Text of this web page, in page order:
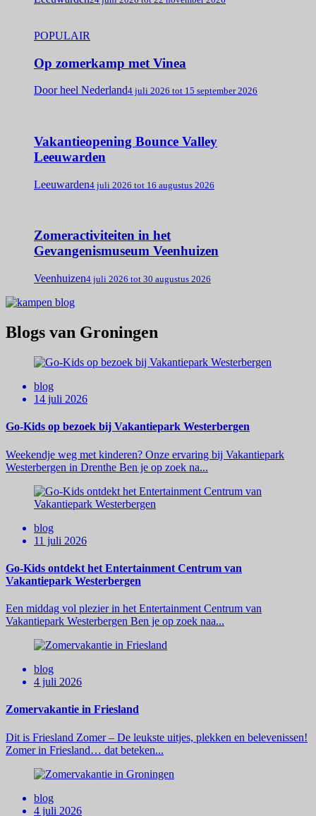
POPULAIR
Op zomerkamp met Vinea
Door heel Nederland4 juli 2026 tot 15 september 2026
Vakantieopening Bounce Valley
Leeuwarden
Leeuwarden4 juli 2026 tot 16 augustus 2026
Zomeractiviteiten in het
Gevangenismuseum Veenhuizen
Veenhuizen4 juli 2026 tot 30 augustus 2026
Blogs van Groningen
blog
14 juli 2026
Go-Kids op bezoek bij Vakantiepark Westerbergen
Weekendje weg met kinderen? Onze ervaring bij Vakantiepark
Westerbergen in Drenthe Ben je op zoek na...
blog
11 juli 2026
Go-Kids ontdekt het Entertainment Centrum van
Vakantiepark Westerbergen
Een middag vol plezier in het Entertainment Centrum van
Vakantiepark Westerbergen Ben je op zoek naa...
blog
4 juli 2026
Zomervakantie in Friesland
Dit is Friesland Zomer – De leukste uitjes, plekken en belevenissen!
Zomer in Friesland… dat beteken...
blog
4 juli 2026